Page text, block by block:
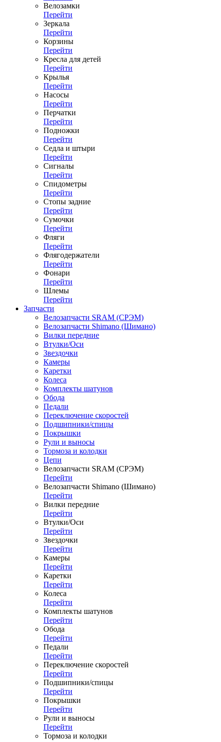
Велозамки
Перейти
Зеркала
Перейти
Корзины
Перейти
Кресла для детей
Перейти
Крылья
Перейти
Насосы
Перейти
Перчатки
Перейти
Подножки
Перейти
Седла и штыри
Перейти
Сигналы
Перейти
Спидометры
Перейти
Стопы задние
Перейти
Сумочки
Перейти
Фляги
Перейти
Флягодержатели
Перейти
Фонари
Перейти
Шлемы
Перейти
Запчасти
Велозапчасти SRAM (СРЭМ)
Велозапчасти Shimano (Шимано)
Вилки передние
Втулки/Оси
Звездочки
Камеры
Каретки
Колеса
Комплекты шатунов
Обода
Педали
Переключение скоростей
Подшипники/спицы
Покрышки
Рули и выносы
Тормоза и колодки
Цепи
Велозапчасти SRAM (СРЭМ)
Перейти
Велозапчасти Shimano (Шимано)
Перейти
Вилки передние
Перейти
Втулки/Оси
Перейти
Звездочки
Перейти
Камеры
Перейти
Каретки
Перейти
Колеса
Перейти
Комплекты шатунов
Перейти
Обода
Перейти
Педали
Перейти
Переключение скоростей
Перейти
Подшипники/спицы
Перейти
Покрышки
Перейти
Рули и выносы
Перейти
Тормоза и колодки